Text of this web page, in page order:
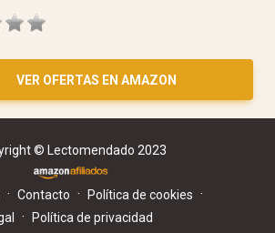
VER OFERTAS EN AMAZON
© Lectomendado 2023
· Contacto · Política de cookies ·
· Política de privacidad